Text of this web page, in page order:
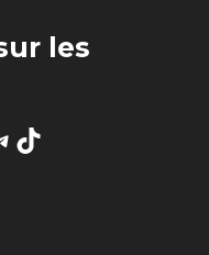
les
TikTok